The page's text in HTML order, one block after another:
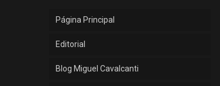
Página Principal
Editorial
Blog Miguel Cavalcanti